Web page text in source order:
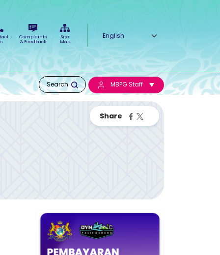
Complaints
& Feedback
Site
Map
Select your language
Search: MBPG Staff